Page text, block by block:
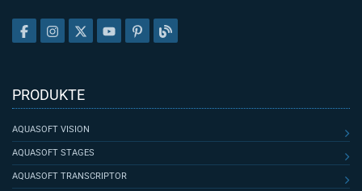
PRODUKTE
AQUASOFT VISION
AQUASOFT STAGES
AQUASOFT TRANSCRIPTOR